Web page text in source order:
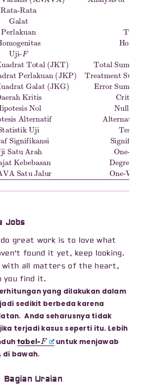
Jobs
great work is to love what
found it yet, keep looking.
with all matters of the heart,
you find it.
yang dilakukan dalam
sedikit berbeda karena
Anda seharusnya tidak
terjadi kasus seperti itu. Lebih
tabel-
F
untuk menjawab
di bawah.
Bagian Uraian